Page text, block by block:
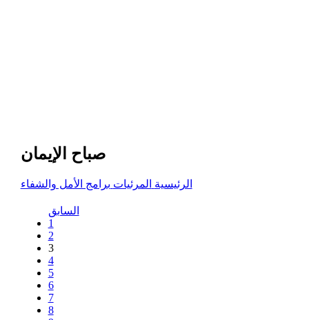
صباح الإيمان
الرئيسية المرئيات برامج الأمل والشفاء
السابق
1
2
3
4
5
6
7
8